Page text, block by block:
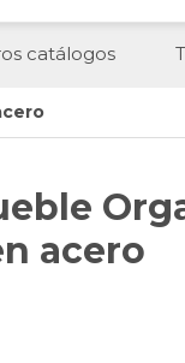
catálogos
acero